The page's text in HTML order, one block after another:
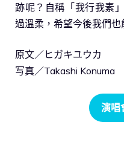
跡呢？自稱「我行我素
過溫柔，希望今後我們
原文／ヒガキユウカ
写真／Takashi Konuma
演唱